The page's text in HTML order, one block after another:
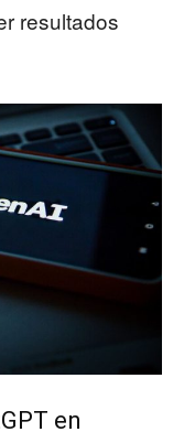
resultados
en